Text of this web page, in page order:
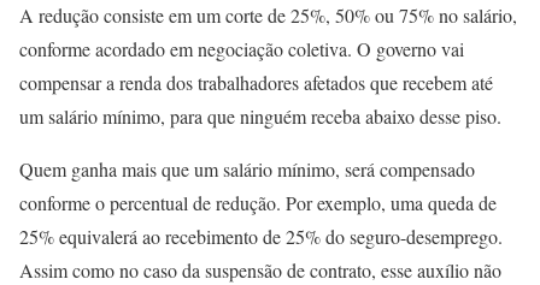
A redução consiste em um corte de 25%, 50% ou 75% no salário,
conforme acordado em negociação coletiva. O governo vai
compensar a renda dos trabalhadores afetados que recebem até
um salário mínimo, para que ninguém receba abaixo desse piso.
Quem ganha mais que um salário mínimo, será compensado
conforme o percentual de redução. Por exemplo, uma queda de
25% equivalerá ao recebimento de 25% do seguro-desemprego.
Assim como no caso da suspensão de contrato, esse auxílio não